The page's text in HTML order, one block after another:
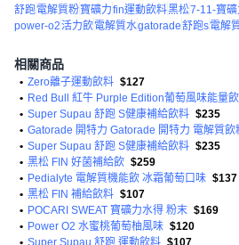
舒跑電解質粉寶礦力fin運動飲料黑松7-11-寶礦
power-o2活力飲電解質水gatorade舒跑s電解
相關商品
• Zero離子運動飲料 $127
• Red Bull 紅牛 Purple Edition葡萄風味能量
• Super Supau 舒跑 S健康補給飲料 $235
• Gatorade 開特力 Gatorade 開特力 電解質飲
• Super Supau 舒跑 S健康補給飲料 $235
• 黑松 FIN 好菌補給飲 $259
• Pedialyte 電解質機能飲 冰霜葡萄口味 $137
• 黑松 FIN 補給飲料 $107
• POCARI SWEAT 寶礦力水得 粉末 $169
• Power O2 水蜜桃葡萄柚風味 $120
• Super Supau 舒跑 運動飲料 $107